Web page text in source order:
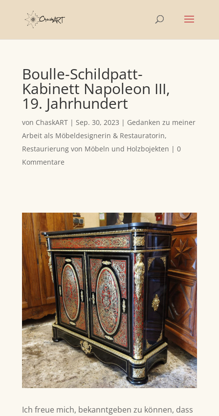
Boulle-Schildpatt-
Kabinett Napoleon III,
19. Jahrhundert
von ChaskART| Sep. 30, 2023 | Gedanken zu meiner
Arbeit als Möbeldesignerin & Restauratorin,
Restaurierung von Möbeln und Holzbojekten | 0
Kommentare
Ich freue mich, bekanntgeben zu können, dass